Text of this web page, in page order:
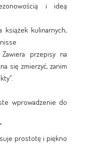
i ideą
książek kulinarnych,
przepisy na
się zmierzyć, zanim
wprowadzenie do
prostotę i piękno